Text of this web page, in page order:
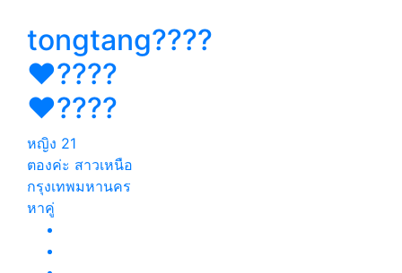
tongtang????
❤️‍????
❤️‍????
หญิง 21
ตองค่ะ สาวเหนือ
กรุงเทพมหานคร
หาคู่